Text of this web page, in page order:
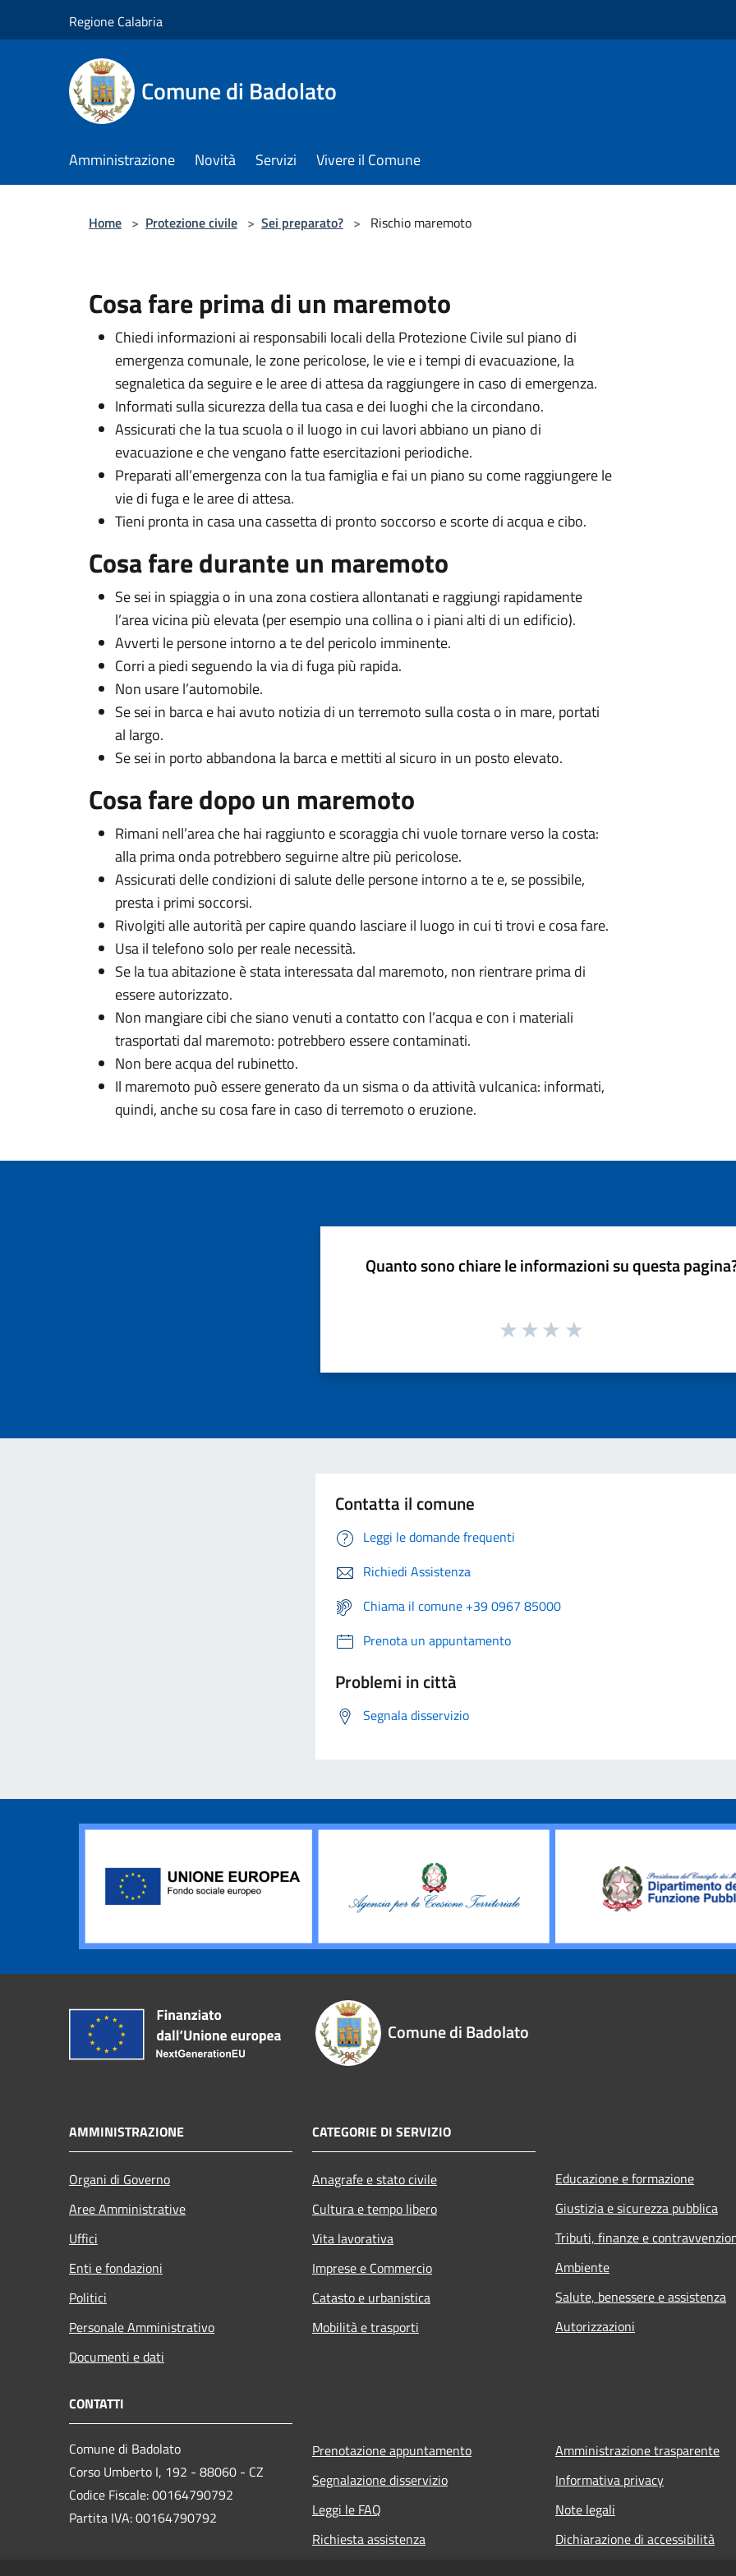
Regione Calabria
Comune di Badolato
Amministrazione Novità Servizi Vivere il Comune
Home > Protezione civile > Sei preparato? > Rischio maremoto
Cosa fare prima di un maremoto
Chiedi informazioni ai responsabili locali della Protezione Civile sul piano di
emergenza comunale, le zone pericolose, le vie e i tempi di evacuazione, la
segnaletica da seguire e le aree di attesa da raggiungere in caso di emergenza.
Informati sulla sicurezza della tua casa e dei luoghi che la circondano.
Assicurati che la tua scuola o il luogo in cui lavori abbiano un piano di
evacuazione e che vengano fatte esercitazioni periodiche.
Preparati all’emergenza con la tua famiglia e fai un piano su come raggiungere le
vie di fuga e le aree di attesa.
Tieni pronta in casa una cassetta di pronto soccorso e scorte di acqua e cibo.
Cosa fare durante un maremoto
Se sei in spiaggia o in una zona costiera allontanati e raggiungi rapidamente
l’area vicina più elevata (per esempio una collina o i piani alti di un edificio).
Avverti le persone intorno a te del pericolo imminente.
Corri a piedi seguendo la via di fuga più rapida.
Non usare l’automobile.
Se sei in barca e hai avuto notizia di un terremoto sulla costa o in mare, portati
al largo.
Se sei in porto abbandona la barca e mettiti al sicuro in un posto elevato.
Cosa fare dopo un maremoto
Rimani nell’area che hai raggiunto e scoraggia chi vuole tornare verso la costa:
alla prima onda potrebbero seguirne altre più pericolose.
Assicurati delle condizioni di salute delle persone intorno a te e, se possibile,
presta i primi soccorsi.
Rivolgiti alle autorità per capire quando lasciare il luogo in cui ti trovi e cosa fare.
Usa il telefono solo per reale necessità.
Se la tua abitazione è stata interessata dal maremoto, non rientrare prima di
essere autorizzato.
Non mangiare cibi che siano venuti a contatto con l’acqua e con i materiali
trasportati dal maremoto: potrebbero essere contaminati.
Non bere acqua del rubinetto.
Il maremoto può essere generato da un sisma o da attività vulcanica: informati,
quindi, anche su cosa fare in caso di terremoto o eruzione.
Quanto sono chiare le informazioni su questa
Contatta il comune
Leggi le domande frequenti
Richiedi Assistenza
Chiama il comune +39 0967 85000
Prenota un appuntamento
Problemi in città
Segnala disservizio
Comune di Badolato
AMMINISTRAZIONE
Organi di Governo
Aree Amministrative
Uffici
Enti e fondazioni
Politici
Personale Amministrativo
Documenti e dati
CATEGORIE DI SERVIZIO
Anagrafe e stato civile
Cultura e tempo libero
Vita lavorativa
Imprese e Commercio
Catasto e urbanistica
Mobilità e trasporti
Educazione e formazione
Giustizia e sicurezza pubblica
Tributi, finanze e
Ambiente
Salute, benessere e assistenza
Autorizzazioni
CONTATTI
Comune di Badolato
Corso Umberto I, 192 - 88060 - CZ
Codice Fiscale: 00164790792
Partita IVA: 00164790792
Prenotazione appuntamento
Segnalazione disservizio
Leggi le FAQ
Richiesta assistenza
Amministrazione trasparente
Informativa privacy
Note legali
Dichiarazione di accessibilità